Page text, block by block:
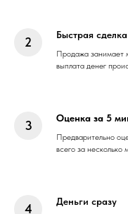
Быстрая сделка
Продажа занимает
выплата денег
Оценка за 5
Предварительно
всего за несколько
Деньги сразу